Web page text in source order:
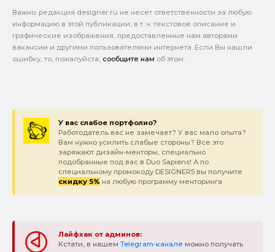
Важно: pедакция designer.ru не несет ответственности за любую
информацию в этой публикации, в т. ч. текстовое описание и
графические изображения, предоставленные нам авторами
вакансии и другими пользователями интернета. Если Вы нашли
ошибку, то, пожалуйста, сообщите нам об этом.
У вас слабое портфолио?
Работодатель вас не замечает? У вас мало опыта?
Вам нужно усилить слабые стороны? Все это
заряжают дизайн-менторы, специально
подобранные под вас в Duo Sapiens! А по
специальному промокоду DESIGNER5 вы получите
скидку 5% на любую программу менторинга
Лайфхак от админов:
Кстати, в нашем Telegram-канале можно получать